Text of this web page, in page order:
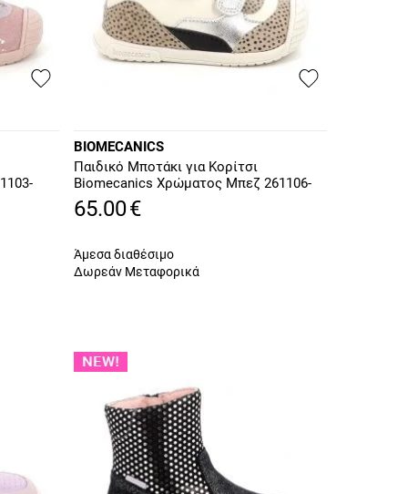
BIOMECANICS
Παιδικό Μποτάκι για Κορίτσι
Biomecanics Χρώματος Μπεζ 261106-
C695
65.00€
Άμεσα διαθέσιμο
Δωρεάν Μεταφορικά